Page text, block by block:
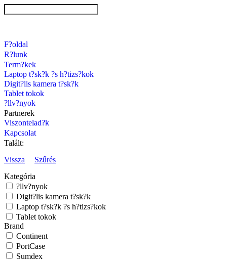
F?oldal
R?lunk
Term?kek
Laptop t?sk?k ?s h?tizs?kok
Digit?lis kamera t?sk?k
Tablet tokok
?llv?nyok
Partnerek
Viszontelad?k
Kapcsolat
Talált:
Vissza
Szűrés
Kategória
?llv?nyok
Digit?lis kamera t?sk?k
Laptop t?sk?k ?s h?tizs?kok
Tablet tokok
Brand
Continent
PortCase
Sumdex